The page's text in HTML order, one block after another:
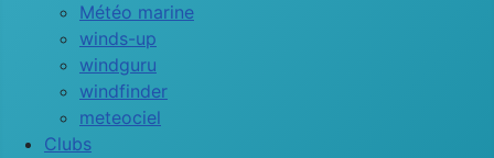
Météo marine
winds-up
windguru
windfinder
meteociel
Clubs